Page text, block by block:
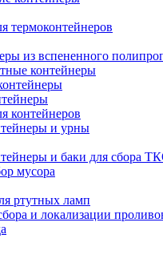
термоконтейнеров
из вспененного
контейнеры
контейнеров
и урны
и баки для сбора
мусора
ртутных ламп
и локализации